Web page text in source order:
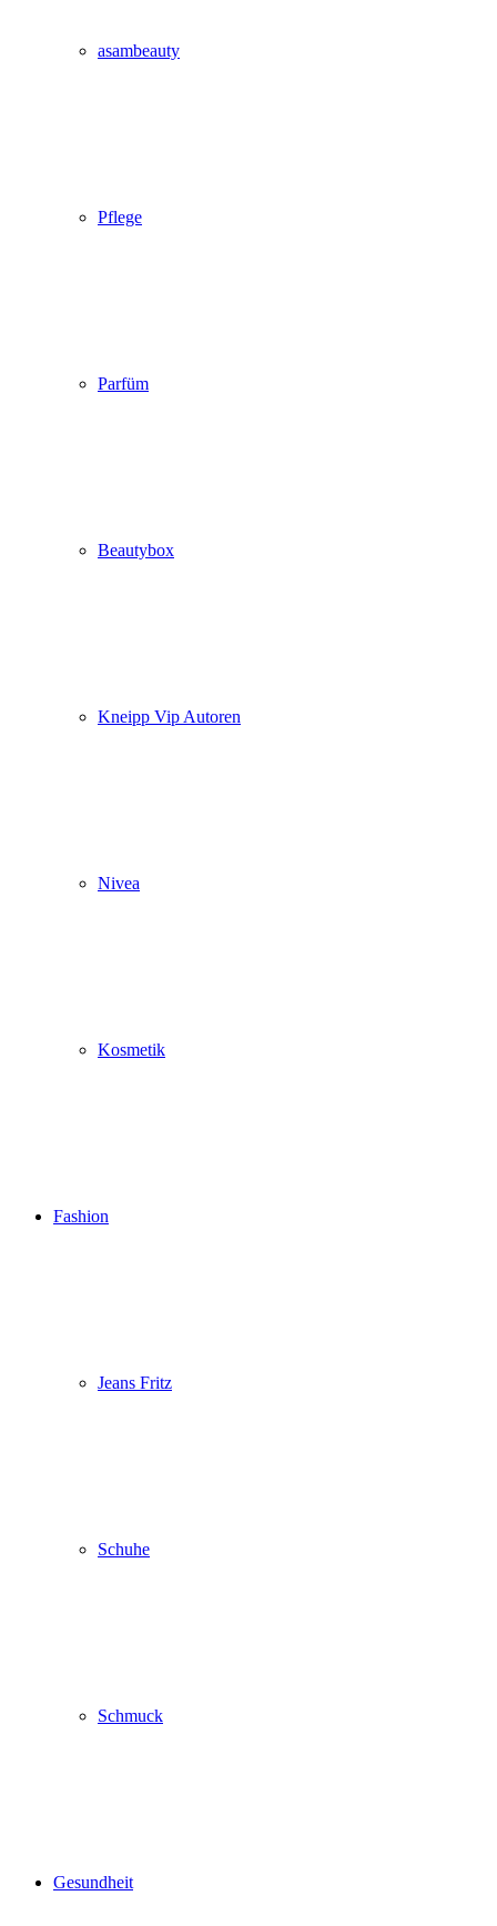
asambeauty
Pflege
Parfüm
Beautybox
Kneipp Vip Autoren
Nivea
Kosmetik
Fashion
Jeans Fritz
Schuhe
Schmuck
Gesundheit